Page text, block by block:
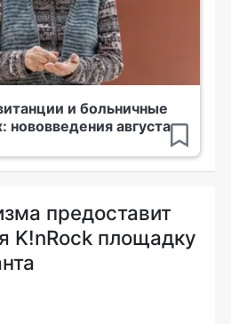
и больничные
нововведения августа
предоставит
K!nRock площадку